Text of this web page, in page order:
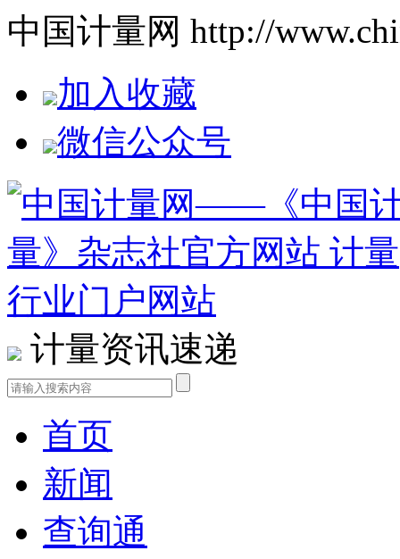
中国计量网 http://
加入收藏
微信公众号
计量资讯速递
首页
新闻
查询通